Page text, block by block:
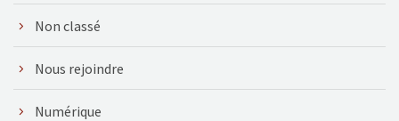
Non classé
Nous rejoindre
Numérique